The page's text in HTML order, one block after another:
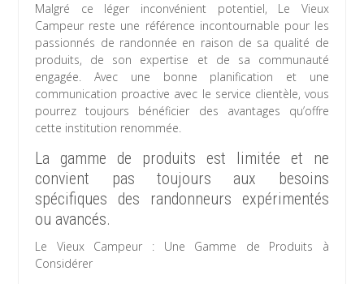
Malgré ce léger inconvénient potentiel, Le Vieux
Campeur reste une référence incontournable pour les
passionnés de randonnée en raison de sa qualité de
produits, de son expertise et de sa communauté
engagée. Avec une bonne planification et une
communication proactive avec le service clientèle, vous
pourrez toujours bénéficier des avantages qu’offre
cette institution renommée.
La gamme de produits est limitée et ne
convient pas toujours aux besoins
spécifiques des randonneurs expérimentés
ou avancés.
Le Vieux Campeur : Une Gamme de Produits à
Considérer